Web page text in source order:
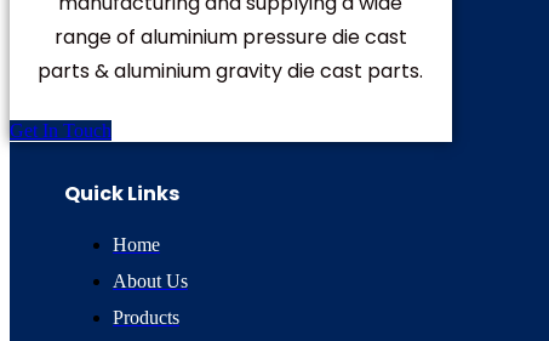
range of aluminium pressure die cast
parts & aluminium gravity die cast parts.
Get In Touch
Quick Links
Home
About Us
Products